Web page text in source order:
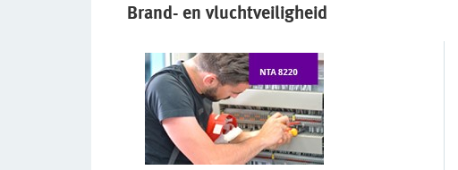
Brand- en vluchtveiligheid